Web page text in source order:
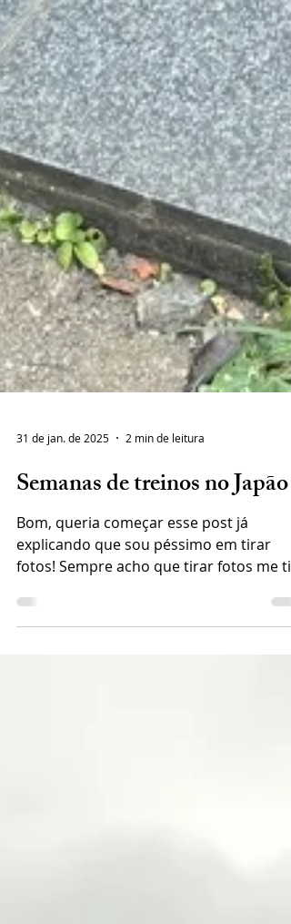
31 de jan. de 2025
Semanas de treinos no Japão
Bom, queria começar esse post já
explicando que sou péssimo em tirar
fotos! Sempre acho que tirar fotos me